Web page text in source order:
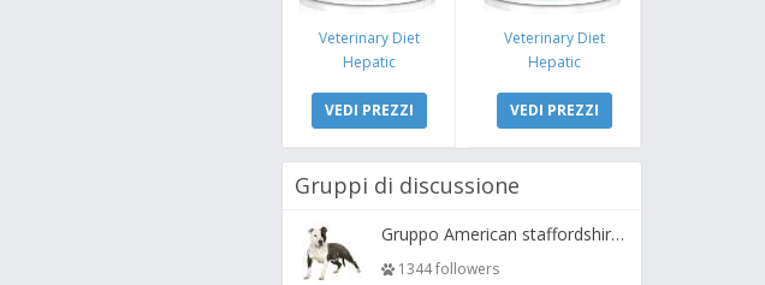
Veterinary Diet
Hepatic
VEDI PREZZI
Veterinary Diet
Hepatic
VEDI PREZZI
Gruppi di discussione
Gruppo American staffordshire terrier ( amstaff, amastaff )
1344 followers